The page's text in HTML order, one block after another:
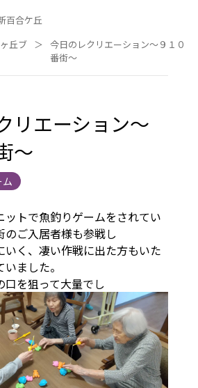
百合ケ丘
丘ブ ＞ 今日のレクリエーション～９１０
番街～
リエーション～
～
ットで魚釣りゲームをされてい
のご入居者様も参戦し
いく、凄い作戦に出た方もいた
ました。
を狙って大量でし